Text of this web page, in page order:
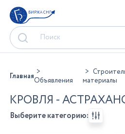
БИРЖА СНГ
ГлавнаяОбъявления
материалы
КРОВЛЯ -
Выберите категорию: